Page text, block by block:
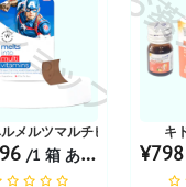
タミン |フレーバ...
ップ
メルツマルチビタミン |フレ
/1 箱 あたり
お
キ
¥798